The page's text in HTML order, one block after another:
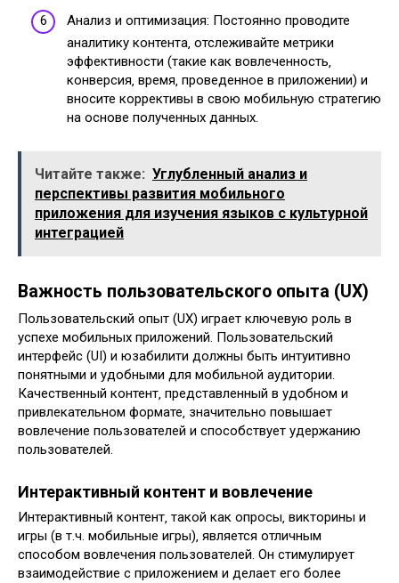
Анализ и оптимизация: Постоянно проводите
аналитику контента‚ отслеживайте метрики
эффективности (такие как вовлеченность‚
конверсия‚ время‚ проведенное в приложении) и
вносите коррективы в свою мобильную стратегию
на основе полученных данных.
Читайте также: Углубленный анализ и
перспективы развития мобильного
приложения для изучения языков с культурной
интеграцией
Важность пользовательского опыта (UX)
Пользовательский опыт (UX) играет ключевую роль в
успехе мобильных приложений. Пользовательский
интерфейс (UI) и юзабилити должны быть интуитивно
понятными и удобными для мобильной аудитории.
Качественный контент‚ представленный в удобном и
привлекательном формате‚ значительно повышает
вовлечение пользователей и способствует удержанию
пользователей.
Интерактивный контент и вовлечение
Интерактивный контент‚ такой как опросы‚ викторины и
игры (в т.ч. мобильные игры)‚ является отличным
способом вовлечения пользователей. Он стимулирует
взаимодействие с приложением и делает его более